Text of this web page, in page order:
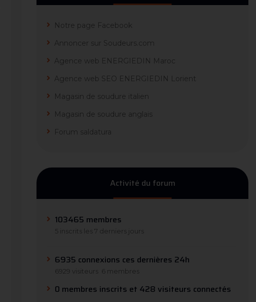
Notre page Facebook
Annoncer sur Soudeurs.com
Agence web ENERGIEDIN Maroc
Agence web SEO ENERGIEDIN Lorient
Magasin de soudure italien
Magasin de soudure anglais
Forum saldatura
Activité du forum
103465 membres
5 inscrits les 7 derniers jours
6935 connexions ces dernières 24h
6929 visiteurs 6 membres
0 membres inscrits et 428 visiteurs connectés